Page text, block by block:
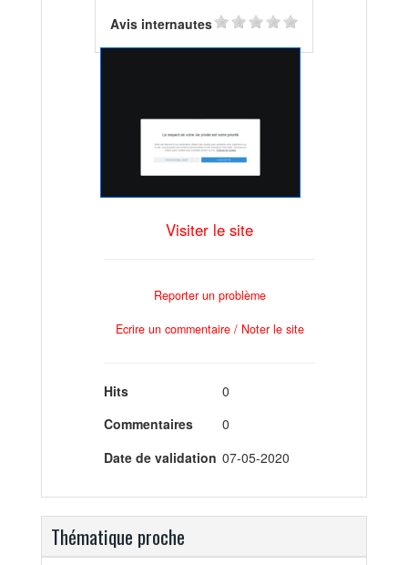
Avis internautes
Visiter le site
Reporter un problème
Ecrire un commentaire / Noter le site
Hits
0
Commentaires
0
Date de validation 07-05-2020
Thématique proche